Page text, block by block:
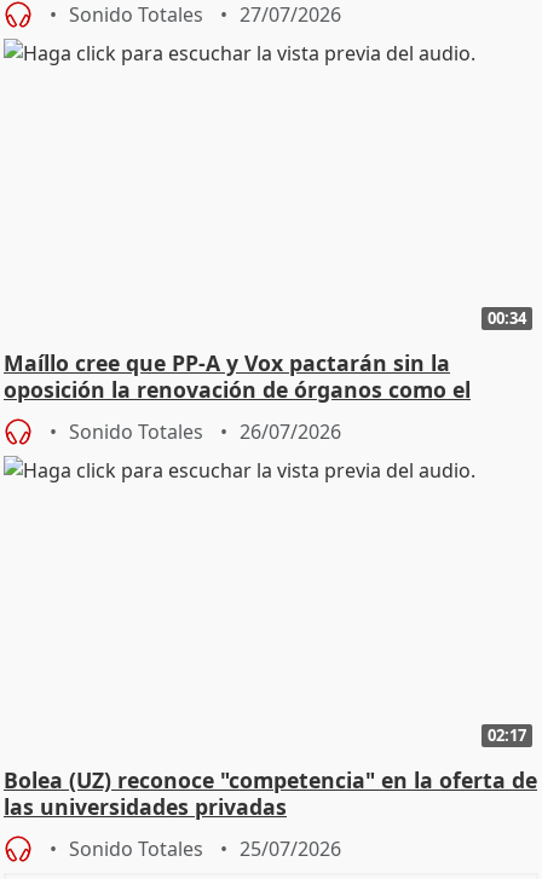
Sonido Totales 27/07/2026
00:34
Maíllo cree que PP-A y Vox pactarán sin la
oposición la renovación de órganos como el
Defensor
Sonido Totales 26/07/2026
02:17
Bolea (UZ) reconoce "competencia" en la oferta de
las universidades privadas
Sonido Totales 25/07/2026